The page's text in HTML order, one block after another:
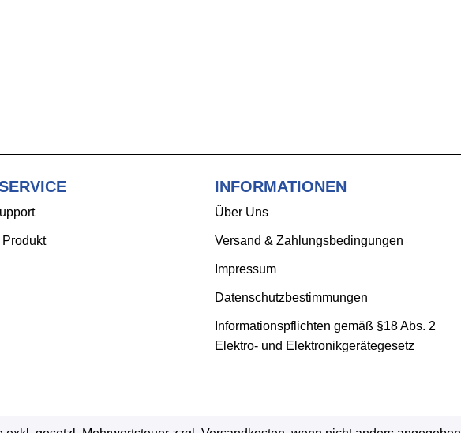
Produkt
INFORMATIONEN
Über Uns
Versand & Zahlungsbedingungen
Impressum
Datenschutzbestimmungen
Informationspflichten gemäß §18 Abs. 2
Elektro- und Elektronikgerätegesetz